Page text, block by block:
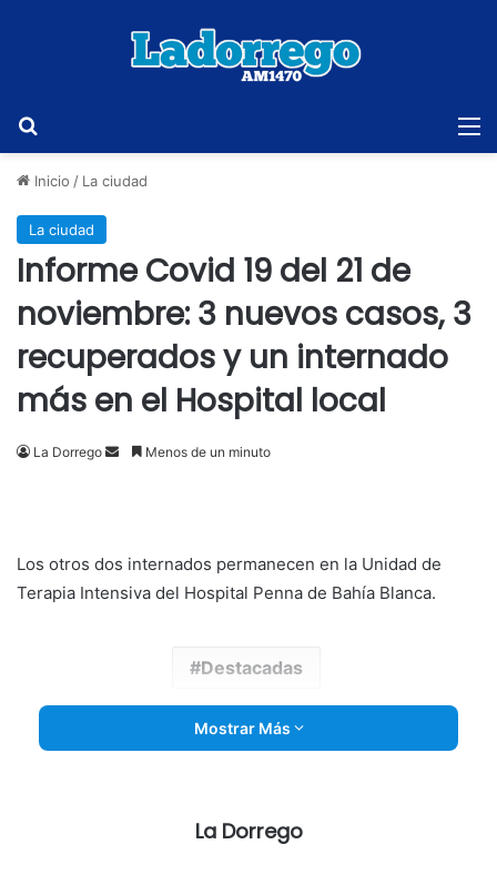
Inicio / La ciudad
La ciudad
Informe Covid 19 del 21 de
noviembre: 3 nuevos casos, 3
recuperados y un internado
más en el Hospital local
La Dorrego
SendMenos de un minuto
Los otros dos internados permanecen en la Unidad de
Terapia Intensiva del Hospital Penna de Bahía Blanca.
Destacadas
Mostrar Más
La Dorrego